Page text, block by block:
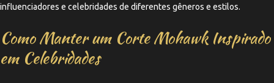
influenciadores e celebridades de diferentes gêneros e estilos.
Como Manter um Corte Mohawk Inspirado
em Celebridades